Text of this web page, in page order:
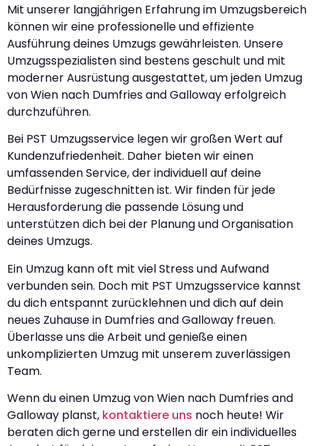
Mit unserer langjährigen Erfahrung im Umzugsbereich
können wir eine professionelle und effiziente
Ausführung deines Umzugs gewährleisten. Unsere
Umzugsspezialisten sind bestens geschult und mit
moderner Ausrüstung ausgestattet, um jeden Umzug
von Wien nach Dumfries and Galloway erfolgreich
durchzuführen.
Bei PST Umzugsservice legen wir großen Wert auf
Kundenzufriedenheit. Daher bieten wir einen
umfassenden Service, der individuell auf deine
Bedürfnisse zugeschnitten ist. Wir finden für jede
Herausforderung die passende Lösung und
unterstützen dich bei der Planung und Organisation
deines Umzugs.
Ein Umzug kann oft mit viel Stress und Aufwand
verbunden sein. Doch mit PST Umzugsservice kannst
du dich entspannt zurücklehnen und dich auf dein
neues Zuhause in Dumfries and Galloway freuen.
Überlasse uns die Arbeit und genieße einen
unkomplizierten Umzug mit unserem zuverlässigen
Team.
Wenn du einen Umzug von Wien nach Dumfries and
Galloway planst, kontaktiere uns noch heute! Wir
beraten dich gerne und erstellen dir ein individuelles